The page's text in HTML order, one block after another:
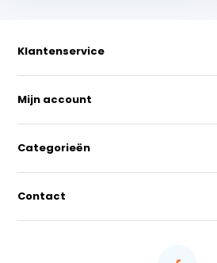
Klantenservice
Mijn account
Categorieën
Contact